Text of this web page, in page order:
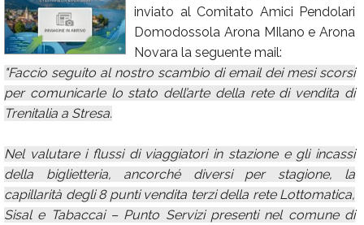
Calendario
Annunci
inviato al Comitato Amici Pendolari
Domodossola Arona MIlano e Arona
Novara la seguente mail:
"Faccio seguito al nostro scambio di email dei mesi scorsi
per comunicarle lo stato dell’arte della rete di vendita di
Trenitalia a Stresa.
Nel valutare i flussi di viaggiatori in stazione e gli incassi
della biglietteria, ancorché diversi per stagione, la
capillarità degli 8 punti vendita terzi della rete Lottomatica,
Sisal e Tabaccai – Punto Servizi presenti nel comune di